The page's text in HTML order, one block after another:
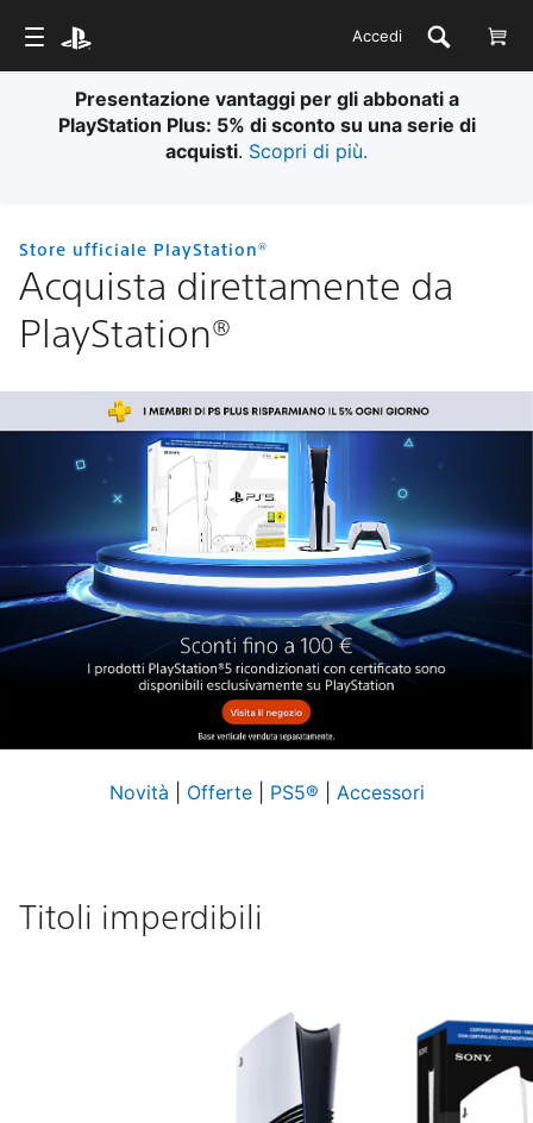
Accedi
Presentazione vantaggi per gli abbonati a
PlayStation Plus: 5% di sconto su una serie di
acquisti. Scopri di più.
Store ufficiale PlayStation®
Acquista direttamente da
PlayStation®
Novità Offerte| PS5® Accessori
Titoli imperdibili